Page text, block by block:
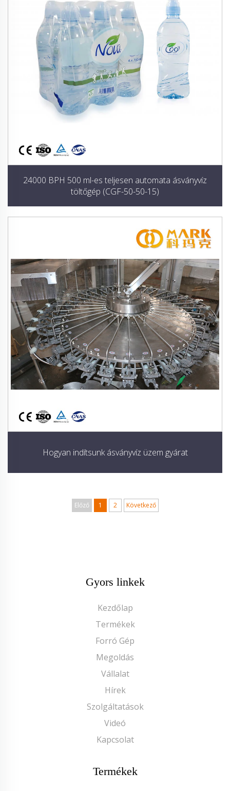
24000 BPH 500 ml-es teljesen automata ásványvíz
töltőgép (CGF-50-50-15)
Hogyan indítsunk ásványvíz üzem gyárat
Előző 1 2 Következő
Gyors linkek
Kezdőlap
Termékek
Forró Gép
Megoldás
Vállalat
Hírek
Szolgáltatások
Videó
Kapcsolat
Termékek